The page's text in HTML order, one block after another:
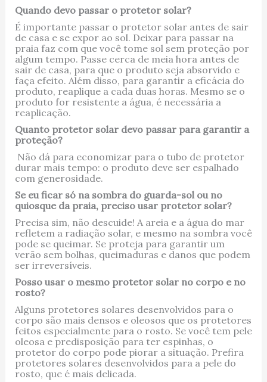
Quando devo passar o protetor solar?
É importante passar o protetor solar antes de sair
de casa e se expor ao sol. Deixar para passar na
praia faz com que você tome sol sem proteção por
algum tempo. Passe cerca de meia hora antes de
sair de casa, para que o produto seja absorvido e
faça efeito. Além disso, para garantir a eficácia do
produto, reaplique a cada duas horas. Mesmo se o
produto for resistente a água, é necessária a
reaplicação.
Quanto protetor solar devo passar para garantir a
proteção?
Não dá para economizar para o tubo de protetor
durar mais tempo: o produto deve ser espalhado
com generosidade.
Se eu ficar só na sombra do guarda-sol ou no
quiosque da praia, preciso usar protetor solar?
Precisa sim, não descuide! A areia e a água do mar
refletem a radiação solar, e mesmo na sombra você
pode se queimar. Se proteja para garantir um
verão sem bolhas, queimaduras e danos que podem
ser irreversíveis.
Posso usar o mesmo protetor solar no corpo e no
rosto?
Alguns protetores solares desenvolvidos para o
corpo são mais densos e oleosos que os protetores
feitos especialmente para o rosto. Se você tem pele
oleosa e predisposição para ter espinhas, o
protetor do corpo pode piorar a situação. Prefira
protetores solares desenvolvidos para a pele do
rosto, que é mais delicada.